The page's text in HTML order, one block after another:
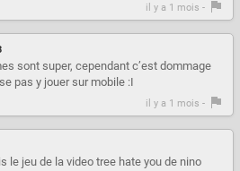
il y a 1 mois -
sont super, cependant c’est dommage
pas y jouer sur mobile :I
il y a 1 mois -
le jeu de la video tree hate you de nino